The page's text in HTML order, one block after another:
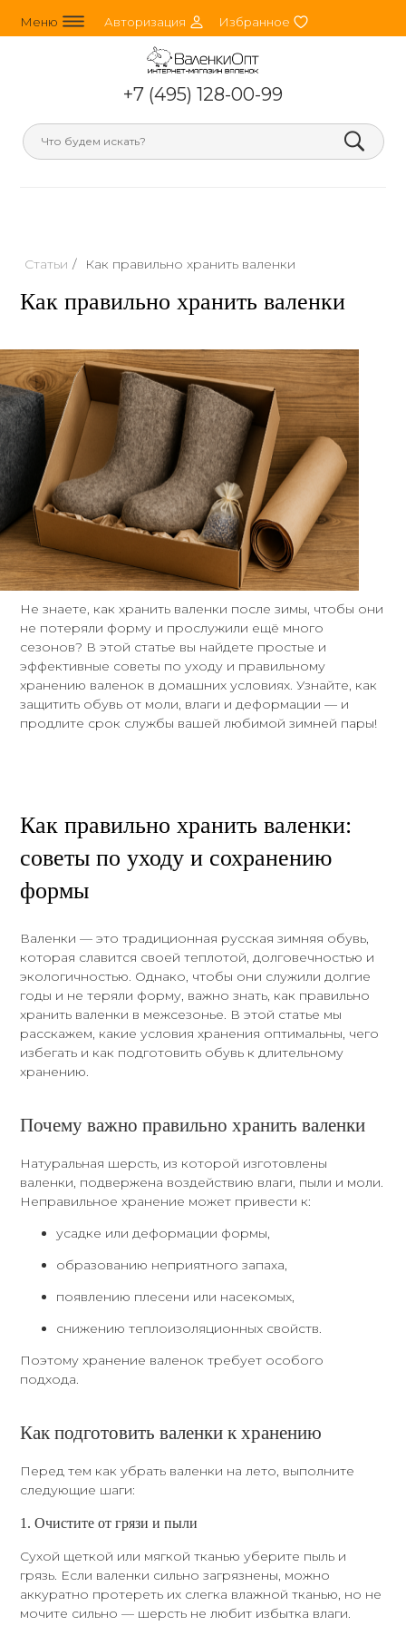
Меню line_horizontal_3 Авторизация person_round Избранное heart
+7 (495) 128-00-99
search
Статьи / Как правильно хранить валенки
Как правильно хранить валенки
Не знаете, как хранить валенки после зимы, чтобы они
не потеряли форму и прослужили ещё много
сезонов? В этой статье вы найдете простые и
эффективные советы по уходу и правильному
хранению валенок в домашних условиях. Узнайте, как
защитить обувь от моли, влаги и деформации — и
продлите срок службы вашей любимой зимней пары!
Как правильно хранить валенки:
советы по уходу и сохранению
формы
Валенки — это традиционная русская зимняя обувь,
которая славится своей теплотой, долговечностью и
экологичностью. Однако, чтобы они служили долгие
годы и не теряли форму, важно знать, как правильно
хранить валенки в межсезонье. В этой статье мы
расскажем, какие условия хранения оптимальны, чего
избегать и как подготовить обувь к длительному
хранению.
Почему важно правильно хранить валенки
Натуральная шерсть, из которой изготовлены
валенки, подвержена воздействию влаги, пыли и моли.
Неправильное хранение может привести к:
усадке или деформации формы,
образованию неприятного запаха,
появлению плесени или насекомых,
снижению теплоизоляционных свойств.
Поэтому хранение валенок требует особого
подхода.
Как подготовить валенки к хранению
Перед тем как убрать валенки на лето, выполните
следующие шаги:
1. Очистите от грязи и пыли
Сухой щеткой или мягкой тканью уберите пыль и
грязь. Если валенки сильно загрязнены, можно
аккуратно протереть их слегка влажной тканью, но не
мочите сильно — шерсть не любит избытка влаги.